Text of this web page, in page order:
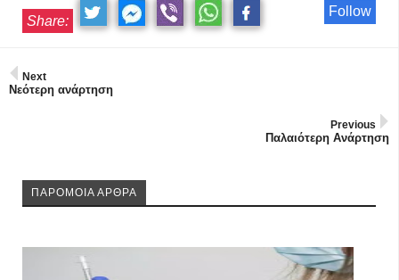
Follow
Share:
Next
Νεότερη ανάρτηση
Previous
Παλαιότερη Ανάρτηση
ΠΑΡΟΜΟΙΑ ΑΡΘΡΑ